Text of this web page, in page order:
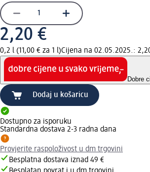
2,20 €
0,2 l (11,00 € za 1 l)Cijena na 02.05.2025.:
Dobre
Dodaj u košaricu
Dostupno za isporuku
Standardna dostava 2-3 radna dana
Provjerite raspoloživost u dm trgovini
Besplatna dostava iznad 49 €